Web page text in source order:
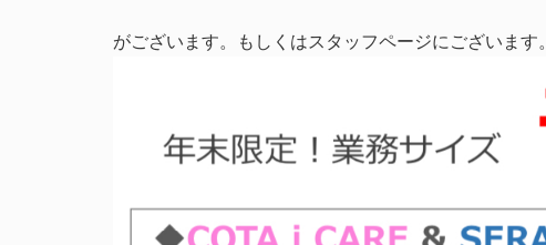
がございます。もしくはスタッフページにございます。